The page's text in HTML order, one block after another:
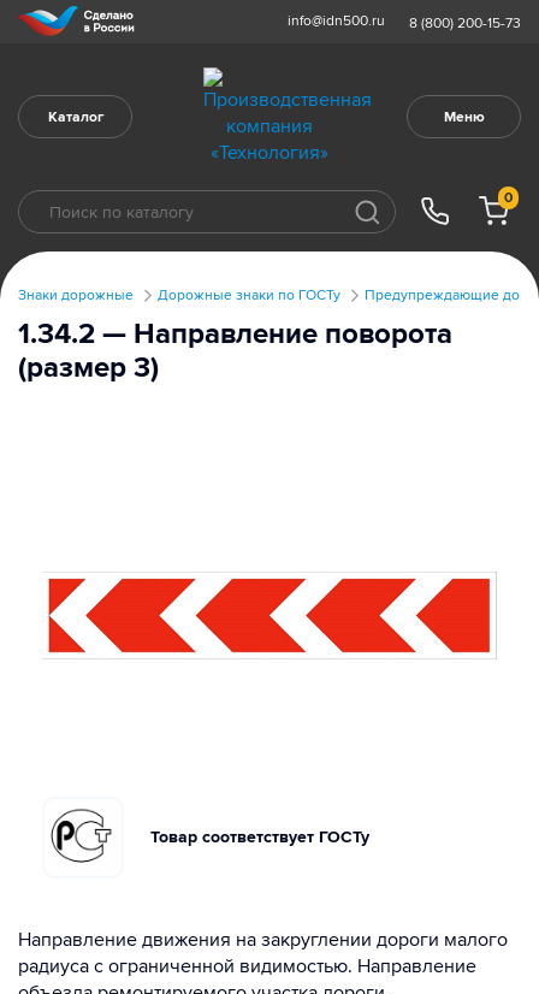
info@idn500.ru 8 (800) 200-15-73
Каталог Меню
0
Знаки дорожные Дорожные знаки по ГОСТу Предупреждающие
1.34.2 — Направление поворота
(размер 3)
Товар соответствует ГОСТу
Направление движения на закруглении дороги малого
радиуса с ограниченной видимостью. Направление